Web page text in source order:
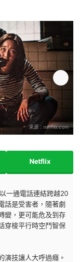
來源： netflix.com
Netflix
一通電話連結跨越20
話是受害者，隨著劇
變，更可能危及到存
穿梭平行時空鬥智保
演技讓人大呼過癮。